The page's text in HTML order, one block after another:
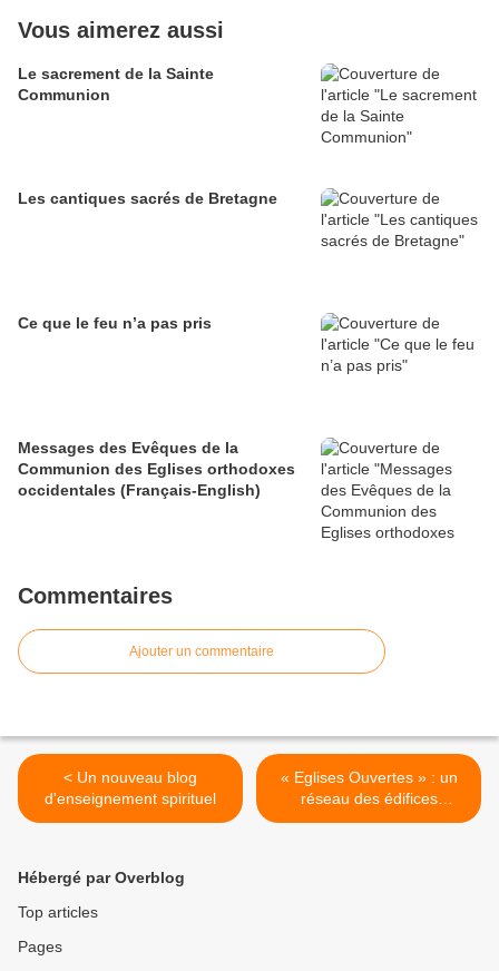
Vous aimerez aussi
Le sacrement de la Sainte
Communion
Les cantiques sacrés de Bretagne
Ce que le feu n’a pas pris
Messages des Evêques de la
Communion des Eglises orthodoxes
occidentales (Français-English)
Commentaires
Ajouter un commentaire
< Un nouveau blog
d'enseignement spirituel
« Eglises Ouvertes » : un
réseau des édifices
religieux en Europe >
Hébergé par Overblog
Top articles
Pages